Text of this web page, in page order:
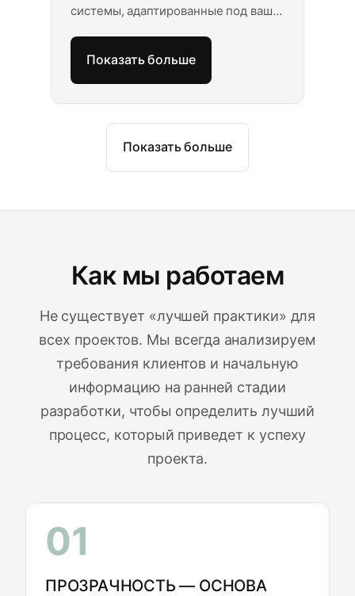
системы, адаптированные под ваши
контентных платформ и внутренних
порталов — решения, которые
подстраиваются под ваш рабочий
процесс.
Показать больше
Показать больше
Как мы работаем
Не существует «лучшей практики» для
всех проектов. Мы всегда анализируем
требования клиентов и начальную
информацию на ранней стадии
разработки, чтобы определить лучший
процесс, который приведет к успеху
проекта.
01
ПРОЗРАЧНОСТЬ — ОСНОВА